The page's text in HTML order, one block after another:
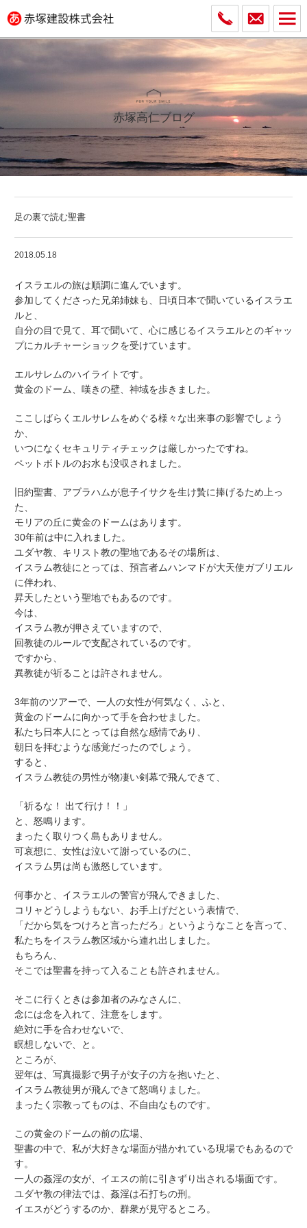
赤塚高仁ブログ
足の裏で読む聖書
2018.05.18
イスラエルの旅は順調に進んでいます。
参加してくださった兄弟姉妹も、日頃日本で聞いているイスラエ
ルと、
自分の目で見て、耳で聞いて、心に感じるイスラエルとのギャッ
プにカルチャーショックを受けています。
エルサレムのハイライトです。
黄金のドーム、嘆きの壁、神域を歩きました。
ここしばらくエルサレムをめぐる様々な出来事の影響でしょう
か、
いつになくセキュリティチェックは厳しかったですね。
ペットボトルのお水も没収されました。
旧約聖書、アブラハムが息子イサクを生け贄に捧げるため上っ
た、
モリアの丘に黄金のドームはあります。
30年前は中に入れました。
ユダヤ教、キリスト教の聖地であるその場所は、
イスラム教徒にとっては、預言者ムハンマドが大天使ガブリエル
に伴われ、
昇天したという聖地でもあるのです。
今は、
イスラム教が押さえていますので、
回教徒のルールで支配されているのです。
ですから、
異教徒が祈ることは許されません。
3年前のツアーで、一人の女性が何気なく、ふと、
黄金のドームに向かって手を合わせました。
私たち日本人にとっては自然な感情であり、
朝日を拝むような感覚だったのでしょう。
すると、
イスラム教徒の男性が物凄い剣幕で飛んできて、
「祈るな！ 出て行け！！」
と、怒鳴ります。
まったく取りつく島もありません。
可哀想に、女性は泣いて謝っているのに、
イスラム男は尚も激怒しています。
何事かと、イスラエルの警官が飛んできました、
コリャどうしようもない、お手上げだという表情で、
「だから気をつけろと言っただろ」というようなことを言って、
私たちをイスラム教区域から連れ出しました。
もちろん、
そこでは聖書を持って入ることも許されません。
そこに行くときは参加者のみなさんに、
念には念を入れて、注意をします。
絶対に手を合わせないで、
瞑想しないで、と。
ところが、
翌年は、写真撮影で男子が女子の方を抱いたと、
イスラム教徒男が飛んできて怒鳴りました。
まったく宗教ってものは、不自由なものです。
この黄金のドームの前の広場、
聖書の中で、私が大好きな場面が描かれている現場でもあるので
す。
一人の姦淫の女が、イエスの前に引きずり出される場面です。
ユダヤ教の律法では、姦淫は石打ちの刑。
イエスがどうするのか、群衆が見守るところ。